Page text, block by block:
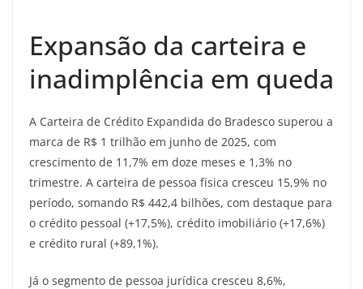
Expansão da carteira e
inadimplência em queda
A Carteira de Crédito Expandida do Bradesco superou a
marca de R$ 1 trilhão em junho de 2025, com
crescimento de 11,7% em doze meses e 1,3% no
trimestre. A carteira de pessoa física cresceu 15,9% no
período, somando R$ 442,4 bilhões, com destaque para
o crédito pessoal (+17,5%), crédito imobiliário (+17,6%)
e crédito rural (+89,1%).
Já o segmento de pessoa jurídica cresceu 8,6%,